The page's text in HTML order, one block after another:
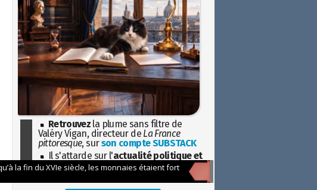
Retrouvez la plume sans filtre de
Valéry Vigan, directeur de La France
pittoresque, surson compte SUBSTACK
Il s'attarde sur l'actualité politique et
sociétaleavec la hauteur de vue de